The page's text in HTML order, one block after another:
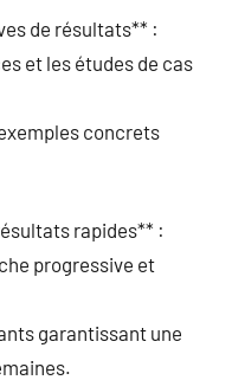
de résultats** :
et les études de cas
concrets
rapides** :
progressive et
garantissant une